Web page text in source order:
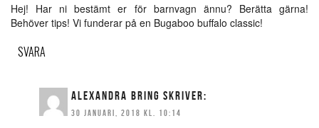
Hej! Har ni bestämt er för barnvagn ännu? Berätta gärna!
Behöver tips! Vi funderar på en Bugaboo buffalo classic!
SVARA
ALEXANDRA BRING SKRIVER:
30 JANUARI, 2018 KL. 10:14